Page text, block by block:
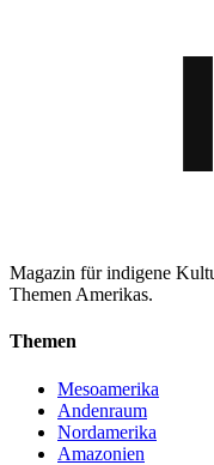
Magazin für indigene
Themen Amerikas.
Themen
Mesoamerika
Andenraum
Nordamerika
Amazonien